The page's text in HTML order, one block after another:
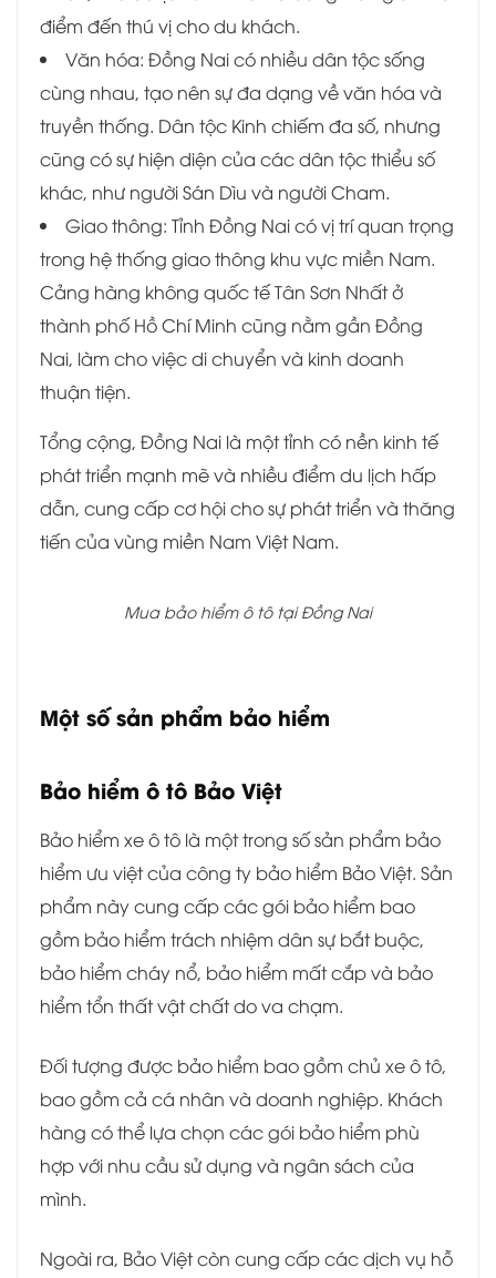
điểm đến thú vị cho du khách.
Văn hóa: Đồng Nai có nhiều dân tộc sống
cùng nhau, tạo nên sự đa dạng về văn hóa và
truyền thống. Dân tộc Kinh chiếm đa số, nhưng
cũng có sự hiện diện của các dân tộc thiểu số
khác, như người Sán Dìu và người Cham.
Giao thông: Tỉnh Đồng Nai có vị trí quan trọng
trong hệ thống giao thông khu vực miền Nam.
Cảng hàng không quốc tế Tân Sơn Nhất ở
thành phố Hồ Chí Minh cũng nằm gần Đồng
Nai, làm cho việc di chuyển và kinh doanh
thuận tiện.
Tổng cộng, Đồng Nai là một tỉnh có nền kinh tế
phát triển mạnh mẽ và nhiều điểm du lịch hấp
dẫn, cung cấp cơ hội cho sự phát triển và thăng
tiến của vùng miền Nam Việt Nam.
Mua bảo hiểm ô tô tại Đồng Nai
Một số sản phẩm bảo hiểm
Bảo hiểm ô tô Bảo Việt
Bảo hiểm xe ô tô là một trong số sản phẩm bảo
hiểm ưu việt của công ty bảo hiểm Bảo Việt. Sản
phẩm này cung cấp các gói bảo hiểm bao
gồm bảo hiểm trách nhiệm dân sự bắt buộc,
bảo hiểm cháy nổ, bảo hiểm mất cắp và bảo
hiểm tổn thất vật chất do va chạm.
Đối tượng được bảo hiểm bao gồm chủ xe ô tô,
bao gồm cả cá nhân và doanh nghiệp. Khách
hàng có thể lựa chọn các gói bảo hiểm phù
hợp với nhu cầu sử dụng và ngân sách của
mình.
Ngoài ra, Bảo Việt còn cung cấp các dịch vụ hỗ